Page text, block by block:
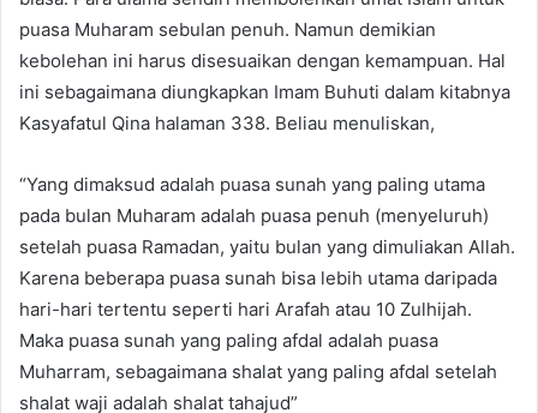
puasa Muharam sebulan penuh. Namun demikian
kebolehan ini harus disesuaikan dengan kemampuan. Hal
ini sebagaimana diungkapkan Imam Buhuti dalam kitabnya
Kasyafatul Qina halaman 338. Beliau menuliskan,
“Yang dimaksud adalah puasa sunah yang paling utama
pada bulan Muharam adalah puasa penuh (menyeluruh)
setelah puasa Ramadan, yaitu bulan yang dimuliakan Allah.
Karena beberapa puasa sunah bisa lebih utama daripada
hari-hari tertentu seperti hari Arafah atau 10 Zulhijah.
Maka puasa sunah yang paling afdal adalah puasa
Muharram, sebagaimana shalat yang paling afdal setelah
shalat waji adalah shalat tahajud”